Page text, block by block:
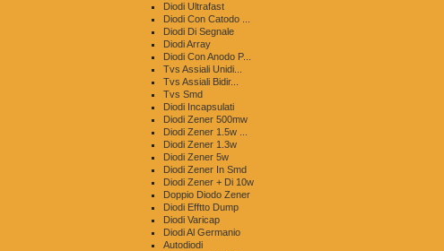
Diodi Ultrafast
Diodi Con Catodo ...
Diodi Di Segnale
Diodi Array
Diodi Con Anodo P...
Tvs Assiali Unidi...
Tvs Assiali Bidir...
Tvs Smd
Diodi Incapsulati
Diodi Zener 500mw
Diodi Zener 1.5w ...
Diodi Zener 1.3w
Diodi Zener 5w
Diodi Zener In Smd
Diodi Zener + Di 10w
Doppio Diodo Zener
Diodi Efftto Dump
Diodi Varicap
Diodi Al Germanio
Autodiodi